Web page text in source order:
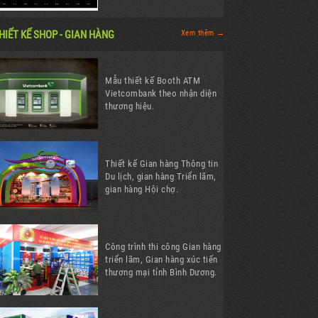
KẾ SHOP - GIAN HÀNG Xem thêm →
Mẫu thiết kế Booth ATM
Vietcombank theo nhận diện
thương hiệu.
Thiết kế Gian hàng Thông tin
Du lịch, gian hàng Triển lãm,
gian hàng Hội chợ.
Công trình thi công Gian hàng
triển lãm, Gian hàng xúc tiến
thương mại tỉnh Bình Dương.